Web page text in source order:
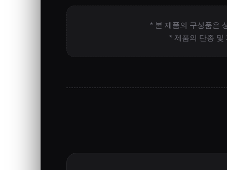
* 본 제품의 구성품은
* 제품의 단종 및